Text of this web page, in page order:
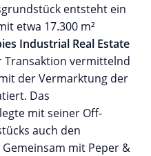
entsteht ein
etwa 17.300 m²
Industrial Real Estate
Transaktion vermittelnd
der Vermarktung der
Das
mit seiner Off-
auch den
mit Peper &